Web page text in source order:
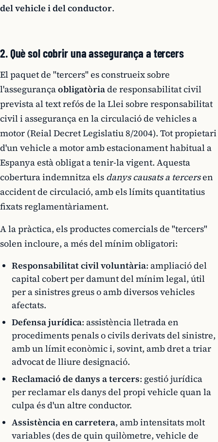
del vehicle i del conductor.
2. Què sol cobrir una assegurança a tercers
El paquet de "tercers" es construeix sobre
l'assegurançaobligatòriade responsabilitat civil
prevista al text refós de la Llei sobre responsabilitat
civil i assegurança en la circulació de vehicles a
motor (Reial Decret Legislatiu 8/2004). Tot propietari
d'un vehicle a motor amb estacionament habitual a
Espanya està obligat a tenir-la vigent. Aquesta
cobertura indemnitza els danys causats a tercersen
accident de circulació, amb els límits quantitatius
fixats reglamentàriament.
A la pràctica, els productes comercials de "tercers"
solen incloure, a més del mínim obligatori:
Responsabilitat civil voluntària: ampliació del
capital cobert per damunt del mínim legal, útil
per a sinistres greus o amb diversos vehicles
afectats.
Defensa jurídica: assistència lletrada en
procediments penals o civils derivats del sinistre,
amb un límit econòmic i, sovint, amb dret a triar
advocat de lliure designació.
Reclamació de danys a tercers: gestió jurídica
per reclamar els danys del propi vehicle quan la
culpa és d'un altre conductor.
Assistència en carretera, amb intensitats molt
variables (des de quin quilòmetre, vehicle de